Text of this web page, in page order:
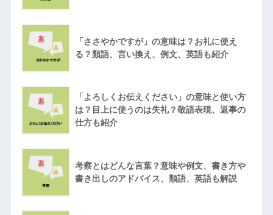
「ささやかですが」の意味は？お礼に使え
る？類語、言い換え、例文、英語も紹介
「よろしくお伝えください」の意味と使い方
は？目上に使うのは失礼？敬語表現、返事の
仕方も紹介
考察とはどんな言葉？意味や例文、書き方や
書き出しのアドバイス、類語、英語も解説